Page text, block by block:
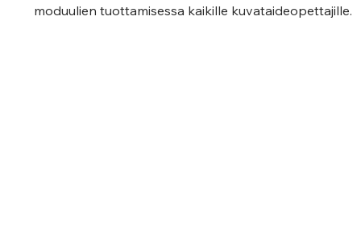
moduulien tuottamisessa kaikille kuvataideopettajille.